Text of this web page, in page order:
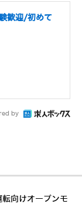
歓迎/初めて
by
向けオープンモ